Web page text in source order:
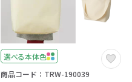
選べる本体色
商品コード：TRW-190039